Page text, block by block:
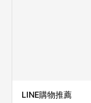
LINE購物推薦